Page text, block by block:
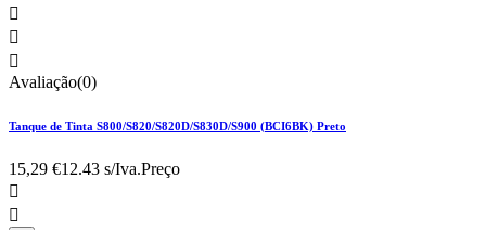



Avaliação(0)
Tanque de Tinta S800/S820/S820D/S830D/S900 (BCI6BK) Preto
15,29 €12.43 s/Iva.Preço

